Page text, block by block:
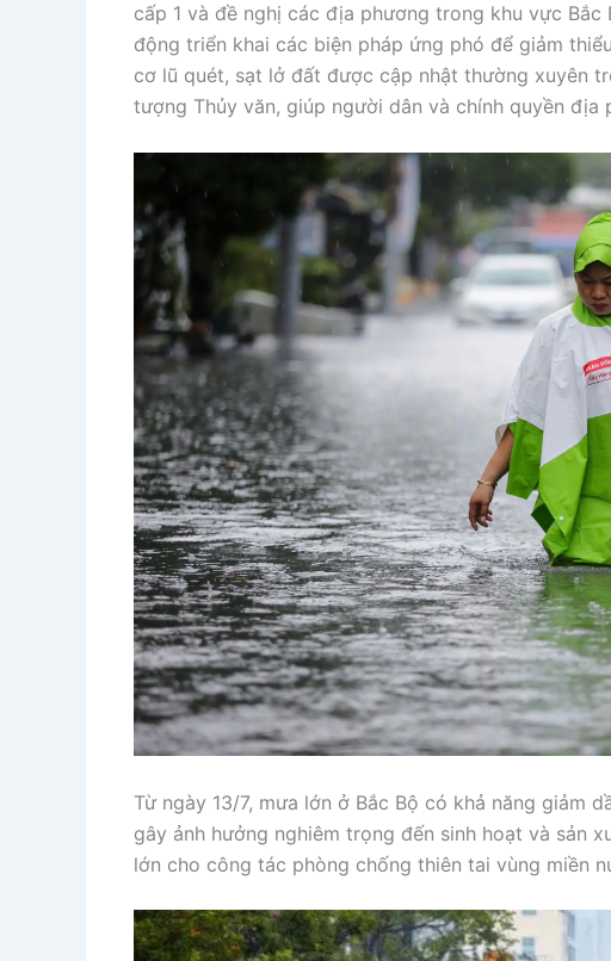
cấp 1 và đề nghị các địa phương trong khu vực
động triển khai các biện pháp ứng phó để giảm
cơ lũ quét, sạt lở đất được cập nhật thường xuyên
tượng Thủy văn, giúp người dân và chính quyền địa
Từ ngày 13/7, mưa lớn ở Bắc Bộ có khả năng giảm
gây ảnh hưởng nghiêm trọng đến sinh hoạt và sản
lớn cho công tác phòng chống thiên tai vùng miền